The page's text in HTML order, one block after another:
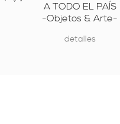
A TODO EL PAÍS
-Objetos & Arte-
detalles